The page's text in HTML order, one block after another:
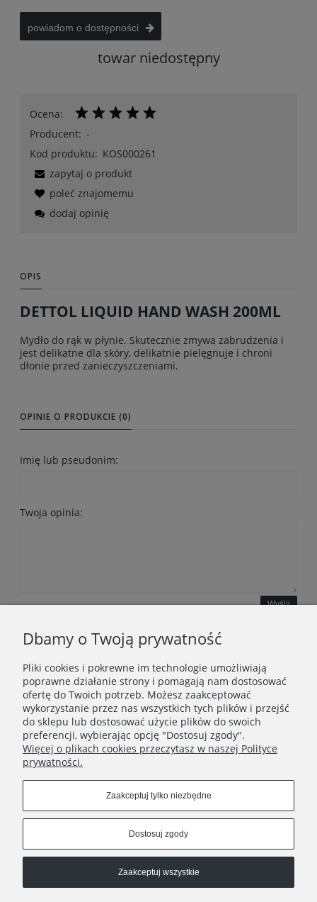
powiadom o dostępności
towar niedostępny
Ocena:
Producent: -
Kod produktu: KOS000261
zapytaj o produkt
poleć znajomemu
dodaj opinię
OPIS
DETTOL LIQUID HAND WASH 200ML
Mydło do rąk w płynie. Skutecznie zmywa zabrudzenia i
jest delikatne dla skóry, delikatnie pielęgnuje i chroni
dłonie przed zanieczyszczeniami.
OPINIE O PRODUKCIE (0)
Imię lub pseudonim:
Twoja opinia:
Wyślij
WAŻNE INFORMACJE
POLECANE STRONY
Dbamy o Twoją prywatność
Pliki cookies i pokrewne im technologie umożliwiają
poprawne działanie strony i pomagają nam dostosować
ofertę do Twoich potrzeb. Możesz zaakceptować
wykorzystanie przez nas wszystkich tych plików i przejść
do sklepu lub dostosować użycie plików do swoich
preferencji, wybierając opcję "Dostosuj zgody".
Więcej o plikach cookies przeczytasz w naszej Polityce
prywatności.
Zaakceptuj tylko niezbędne
Dostosuj zgody
Zaakceptuj wszystkie